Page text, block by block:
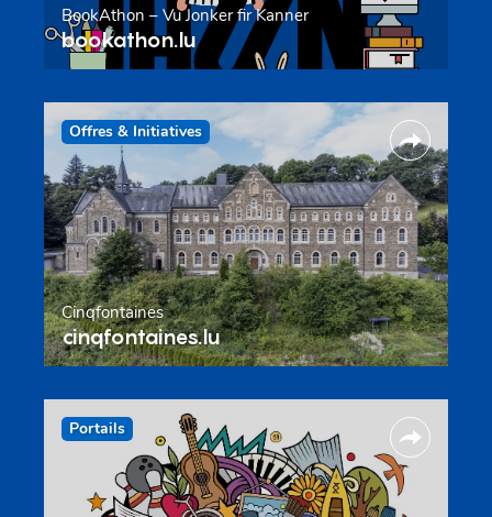
BookAthon – Vu Jonker fir Kanner
bookathon.lu
Offres & Initiatives
Cinqfontaines
cinqfontaines.lu
Portails